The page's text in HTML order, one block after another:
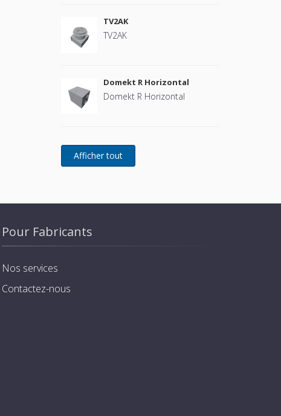
TV2AK
TV2AK
Domekt R Horizontal
Domekt R Horizontal
Pour Fabricants
Nos services
Contactez-nous